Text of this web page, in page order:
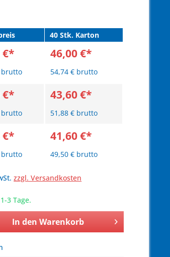
40 Stk. Karton
€*
brutto
46,00 €*
54,74 € brutto
€*
brutto
43,60 €*
51,88 € brutto
€*
brutto
41,60 €*
49,50 € brutto
zzgl. Versandkosten
3 Tage.
In den Warenkorb